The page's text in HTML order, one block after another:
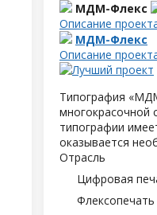
МДМ-Флекс
Описание
МДМ-Флекс
Описание
Типография
многокрасочной
типографии
оказывается
Отрасль
Цифровая